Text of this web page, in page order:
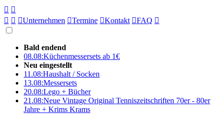
 
  Unternehmen Termine Kontakt FAQ 
Bald endend
08.08:Küchenmessersets ab 1€
Neu eingestellt
11.08:Haushalt / Socken
13.08:Messersets
20.08:Lego + Bücher
21.08:Neue Vintage Original Tenniszeitschriften 70er - 80er
Jahre + Krims Krams